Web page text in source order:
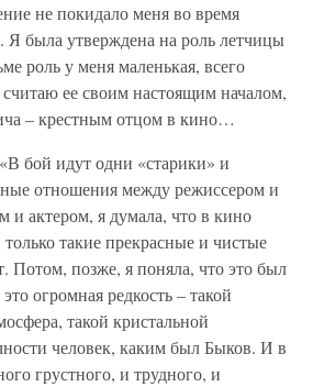
не покидало меня во время
была утверждена на роль летчицы
роль у меня маленькая, всего
ее своим настоящим началом,
– крестным отцом в кино…
бой идут одни «старики» и
отношения между режиссером и
и актером, я думала, что в кино
такие прекрасные и чистые
Потом, позже, я поняла, что это был
огромная редкость – такой
такой кристальной
человек, каким был Быков. И в
грустного, и трудного, и